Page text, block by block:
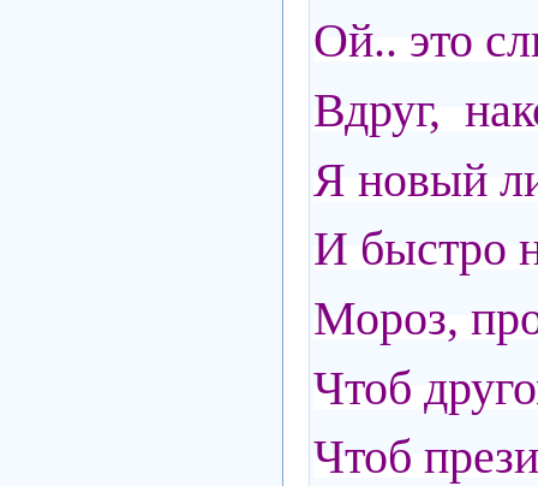
Ой.. это
Вдруг,
Я новый
И быстро
Мороз,
Чтоб
Чтоб